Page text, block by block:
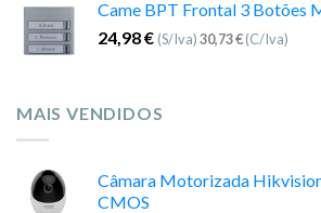
Came BPT Frontal 3 Botões
24,98€ (S/Iva)30,73€(C/Iva)
MAIS VENDIDOS
Câmara Motorizada
CMOS